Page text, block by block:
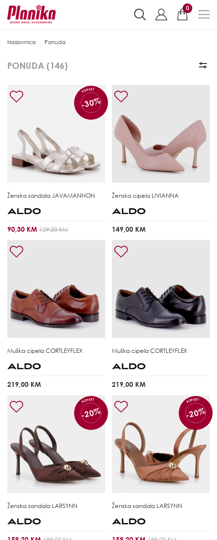
0
Naslovnica Ponuda
PONUDA (146)
POPUST
-30%
Ženska sandala JAVAMANNON
90,30 KM 129,00 KM
Ženska cipela LIVIANNA
149,00 KM
Muška cipela CORTLEYFLEX
219,00 KM
Muška cipela CORTLEYFLEX
219,00 KM
POPUST
-20%
Ženska sandala LARSYNN
POPUST
-20%
Ženska sandala LARSYNN